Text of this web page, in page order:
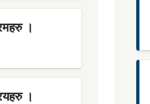
।
।